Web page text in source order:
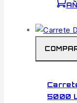
5000